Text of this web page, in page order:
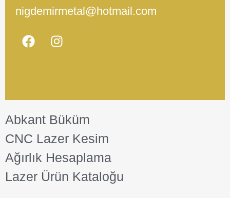
nigdemirmetal@hotmail.com
Abkant Büküm
CNC Lazer Kesim
Ağırlık Hesaplama
Lazer Ürün Kataloğu